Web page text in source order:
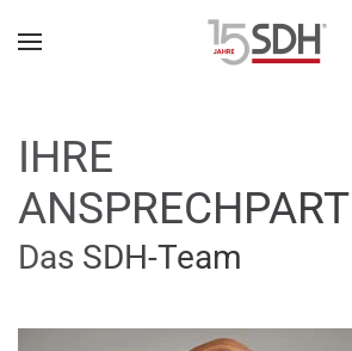
IHRE
Das SDH-Team